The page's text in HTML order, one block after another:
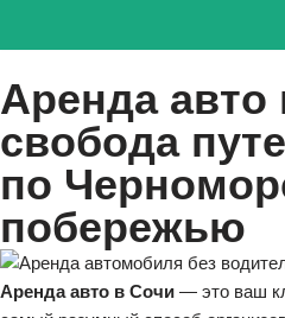
к
содержимому
Аренда авто
свобода
по
побережью
Аренда авто в Сочи — это ваш